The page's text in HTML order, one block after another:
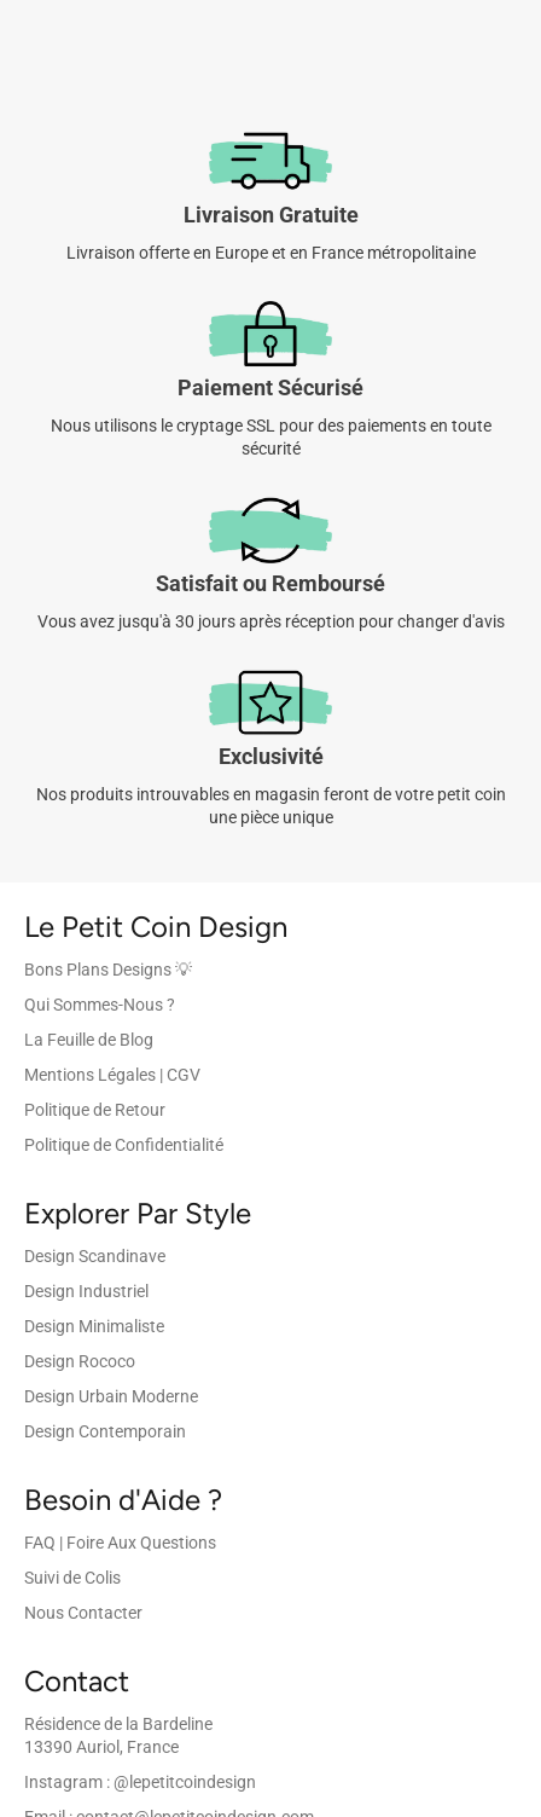
Livraison Gratuite
Livraison offerte en Europe et en France métropolitaine
Paiement Sécurisé
Nous utilisons le cryptage SSL pour des paiements en toute
sécurité
Satisfait ou Remboursé
Vous avez jusqu'à 30 jours après réception pour changer d'avis
Exclusivité
Nos produits introuvables en magasin feront de votre petit coin
une pièce unique
Le Petit Coin Design
Bons Plans Designs 💡
Qui Sommes-Nous ?
La Feuille de Blog
Mentions Légales | CGV
Politique de Retour
Politique de Confidentialité
Explorer Par Style
Design Scandinave
Design Industriel
Design Minimaliste
Design Rococo
Design Urbain Moderne
Design Contemporain
Besoin d'Aide ?
FAQ | Foire Aux Questions
Suivi de Colis
Nous Contacter
Contact
Résidence de la Bardeline
13390 Auriol, France
Instagram : @lepetitcoindesign